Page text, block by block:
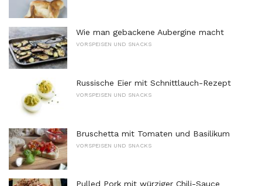
Wie man gebackene Aubergine macht
VORSPEISEN UND SNACKS
Russische Eier mit Schnittlauch-Rezept
VORSPEISEN UND SNACKS
Bruschetta mit Tomaten und Basilikum
VORSPEISEN UND SNACKS
Pulled Pork mit würziger Chili-Sauce